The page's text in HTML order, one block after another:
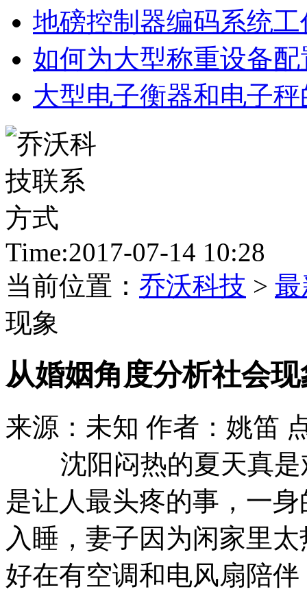
地磅控制器编码系统
如何为大型称重设备
大型电子衡器和电子
Time:2017-07-14 10:28
当前位置： 乔沃科技 >
现象
从婚姻角度分析社会现
来源：未知 作者：姚笛
沈阳闷热的夏天真是
是让人最头疼的事，一
入睡，妻子因为闲家里
好在有空调和电风扇陪